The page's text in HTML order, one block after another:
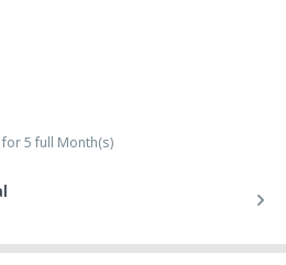
समझना
करता है?
5 full Month(s)